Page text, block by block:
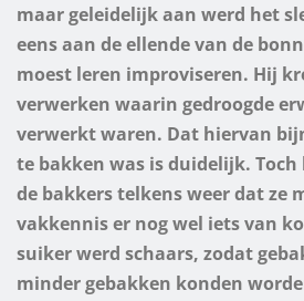
maar geleidelijk aan werd het
eens aan de ellende van de
moest leren improviseren. Hij
verwerken waarin gedroogde
verwerkt waren. Dat hiervan
te bakken was is duidelijk.
de bakkers telkens weer dat ze
vakkennis er nog wel iets van
suiker werd schaars, zodat
minder gebakken konden